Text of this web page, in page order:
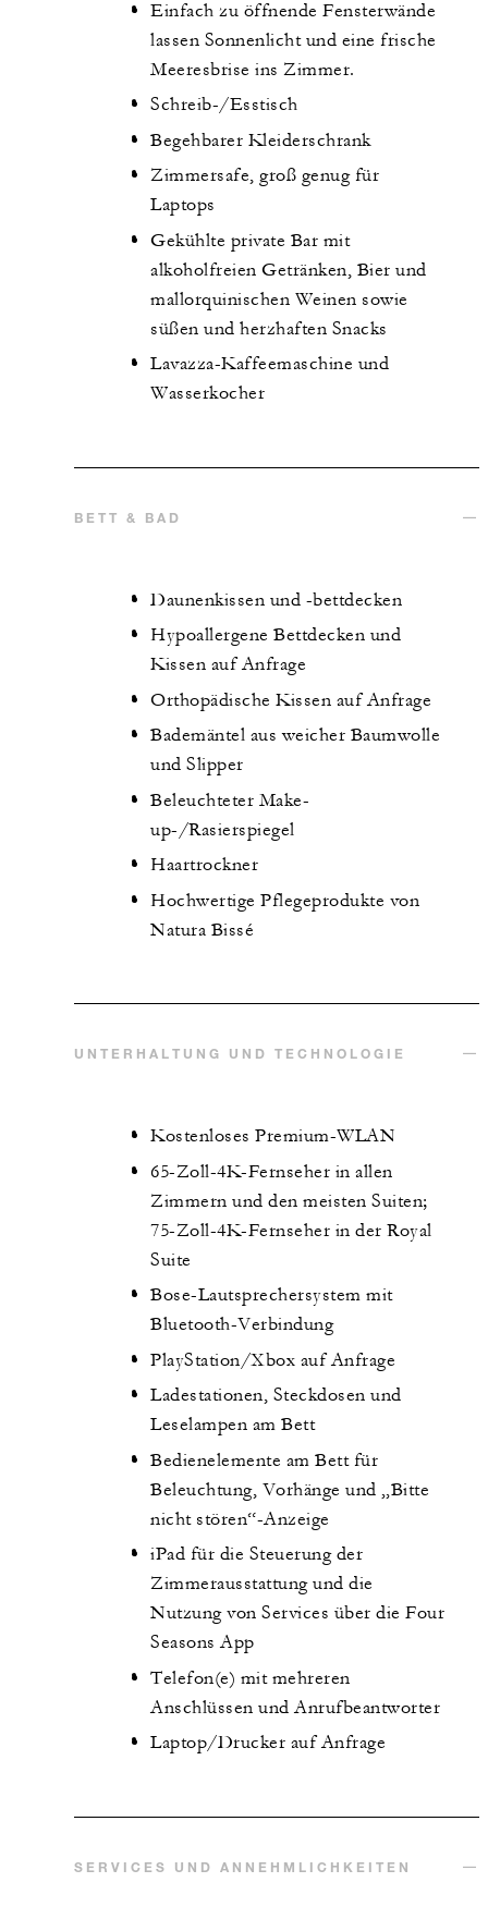
Einfach zu öffnende Fensterwände
lassen Sonnenlicht und eine frische
Meeresbrise ins Zimmer.
Schreib-/Esstisch
Begehbarer Kleiderschrank
Zimmersafe, groß genug für
Laptops
Gekühlte private Bar mit
alkoholfreien Getränken, Bier und
mallorquinischen Weinen sowie
süßen und herzhaften Snacks
Lavazza-Kaffeemaschine und
Wasserkocher
BETT & BAD
Daunenkissen und -bettdecken
Hypoallergene Bettdecken und
Kissen auf Anfrage
Orthopädische Kissen auf Anfrage
Bademäntel aus weicher Baumwolle
und Slipper
Beleuchteter Make-
up-/Rasierspiegel
Haartrockner
Hochwertige Pflegeprodukte von
Natura Bissé
UNTERHALTUNG UND TECHNOLOGIE
Kostenloses Premium-WLAN
65-Zoll-4K-Fernseher in allen
Zimmern und den meisten Suiten;
75-Zoll-4K-Fernseher in der Royal
Suite
Bose-Lautsprechersystem mit
Bluetooth-Verbindung
PlayStation/Xbox auf Anfrage
Ladestationen, Steckdosen und
Leselampen am Bett
Bedienelemente am Bett für
Beleuchtung, Vorhänge und „Bitte
nicht stören“-Anzeige
iPad für die Steuerung der
Zimmerausstattung und die
Nutzung von Services über die Four
Seasons App
Telefon(e) mit mehreren
Anschlüssen und Anrufbeantworter
Laptop/Drucker auf Anfrage
SERVICES UND ANNEHMLICHKEITEN